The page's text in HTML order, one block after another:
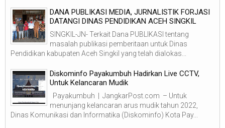
DANA PUBLIKASI MEDIA, JURNALISTIK FORJASI
DATANGI DINAS PENDIDIKAN ACEH SINGKIL
SINGKIL-JN- Terkait Dana PUBLIKASI tentang
masalah publikasi pemberitaan untuk Dinas
Pendidikan kabupaten Aceh Singkil yang telah dialokas...
Diskominfo Payakumbuh Hadirkan Live CCTV,
Untuk Kelancaran Mudik
Payakumbuh | JangkarPost.com – Untuk
menunjang kelancaran arus mudik tahun 2022,
Dinas Komunikasi dan Informatika (Diskominfo) Kota Pay...